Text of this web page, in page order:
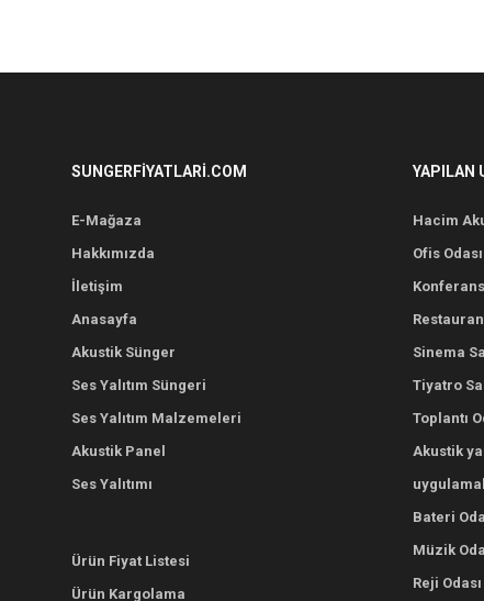
SUNGERFIYATLARI.COM
E-Mağaza
Hakkımızda
İletişim
Anasayfa
Akustik Sünger
Ses Yalıtım Süngeri
Ses Yalıtım Malzemeleri
Akustik Panel
Ses Yalıtımı
Ürün Fiyat Listesi
Ürün Kargolama
YAPILAN
Hacim
Ofis
Konferans
Sinema
Tiyatro
Toplantı
Akustik
Bateri
Müzik
Reji